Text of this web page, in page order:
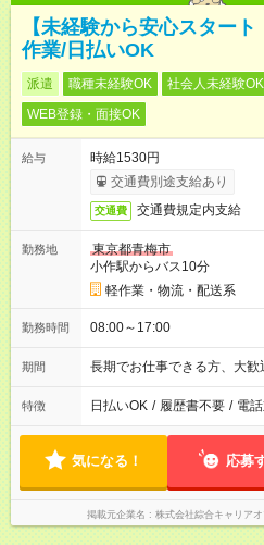
【未経験から安心スター
作業/日払いOK
派遣 職種未経験OK 社会人未経験OK
WEB登録・面接OK
給与
時給1530円
交通費別途支給あり
交通費 交通費規定内支給
勤務地
東京都青梅市
小作駅からバス10分
軽作業・物流・配送系
勤務時間 08:00～17:00
期間 長期でお仕事できる方、大歓
特徴 日払いOK / 履歴書不要 / 電
気になる！ 応募
掲載元企業名 株式会社綜合キャリア